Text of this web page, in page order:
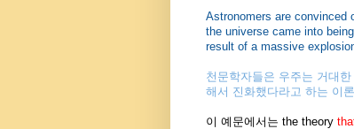
Astronomers are convinced
the universe came into
result of a massive
천문학자들은 우주는 거대
해서 진화했다라고 하는 이
이 예문에서는 the theory